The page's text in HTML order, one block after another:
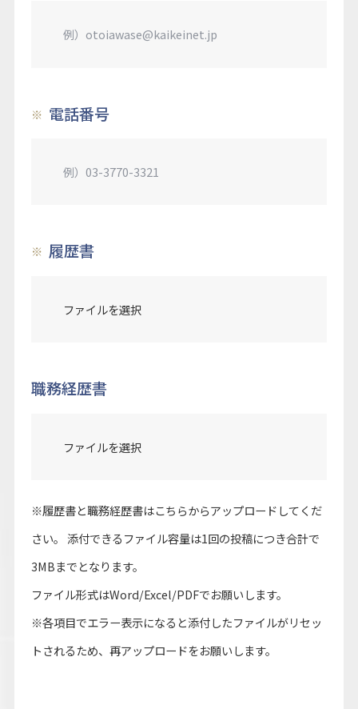
電話番号
履歴書
ファイルを選択
職務経歴書
ファイルを選択
※履歴書と職務経歴書はこちらからアップロードしてくだ
さい。 添付できるファイル容量は1回の投稿につき合計で
3MBまでとなります。
ファイル形式はWord/Excel/PDFでお願いします。
※各項目でエラー表示になると添付したファイルがリセッ
トされるため、再アップロードをお願いします。